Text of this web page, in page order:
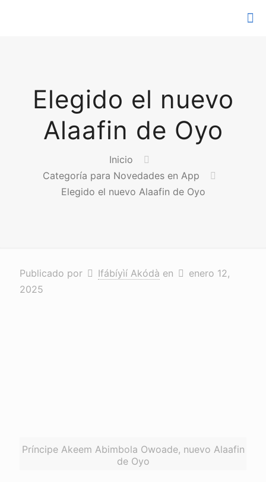
Elegido el nuevo
Alaafin de Oyo
Inicio
Categoría para Novedades en App
Elegido el nuevo Alaafin de Oyo
Publicado por Ifábíyìí Akódà en
enero 12,
2025
Príncipe Akeem Abimbola Owoade, nuevo Alaafin
de Oyo